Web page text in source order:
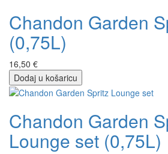
Chandon Garden
(0,75L)
16,50 €
Dodaj u košaricu
Chandon Garden
Lounge set (0,75L)